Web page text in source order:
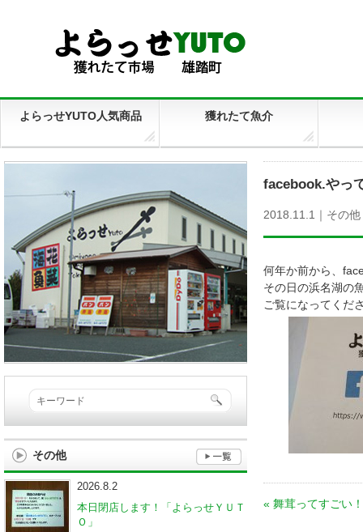
よらっせYUTO人気商品 獲れたて魚介
facebook.やっ
2018.11.1｜ その他
何年か前から、
その日の浜名湖の
ご覧になってくだ
« 舞茸ってすごい！
その他
2026.8.2
本日閉店します！「よらっせＹＵＴ
Ｏ」